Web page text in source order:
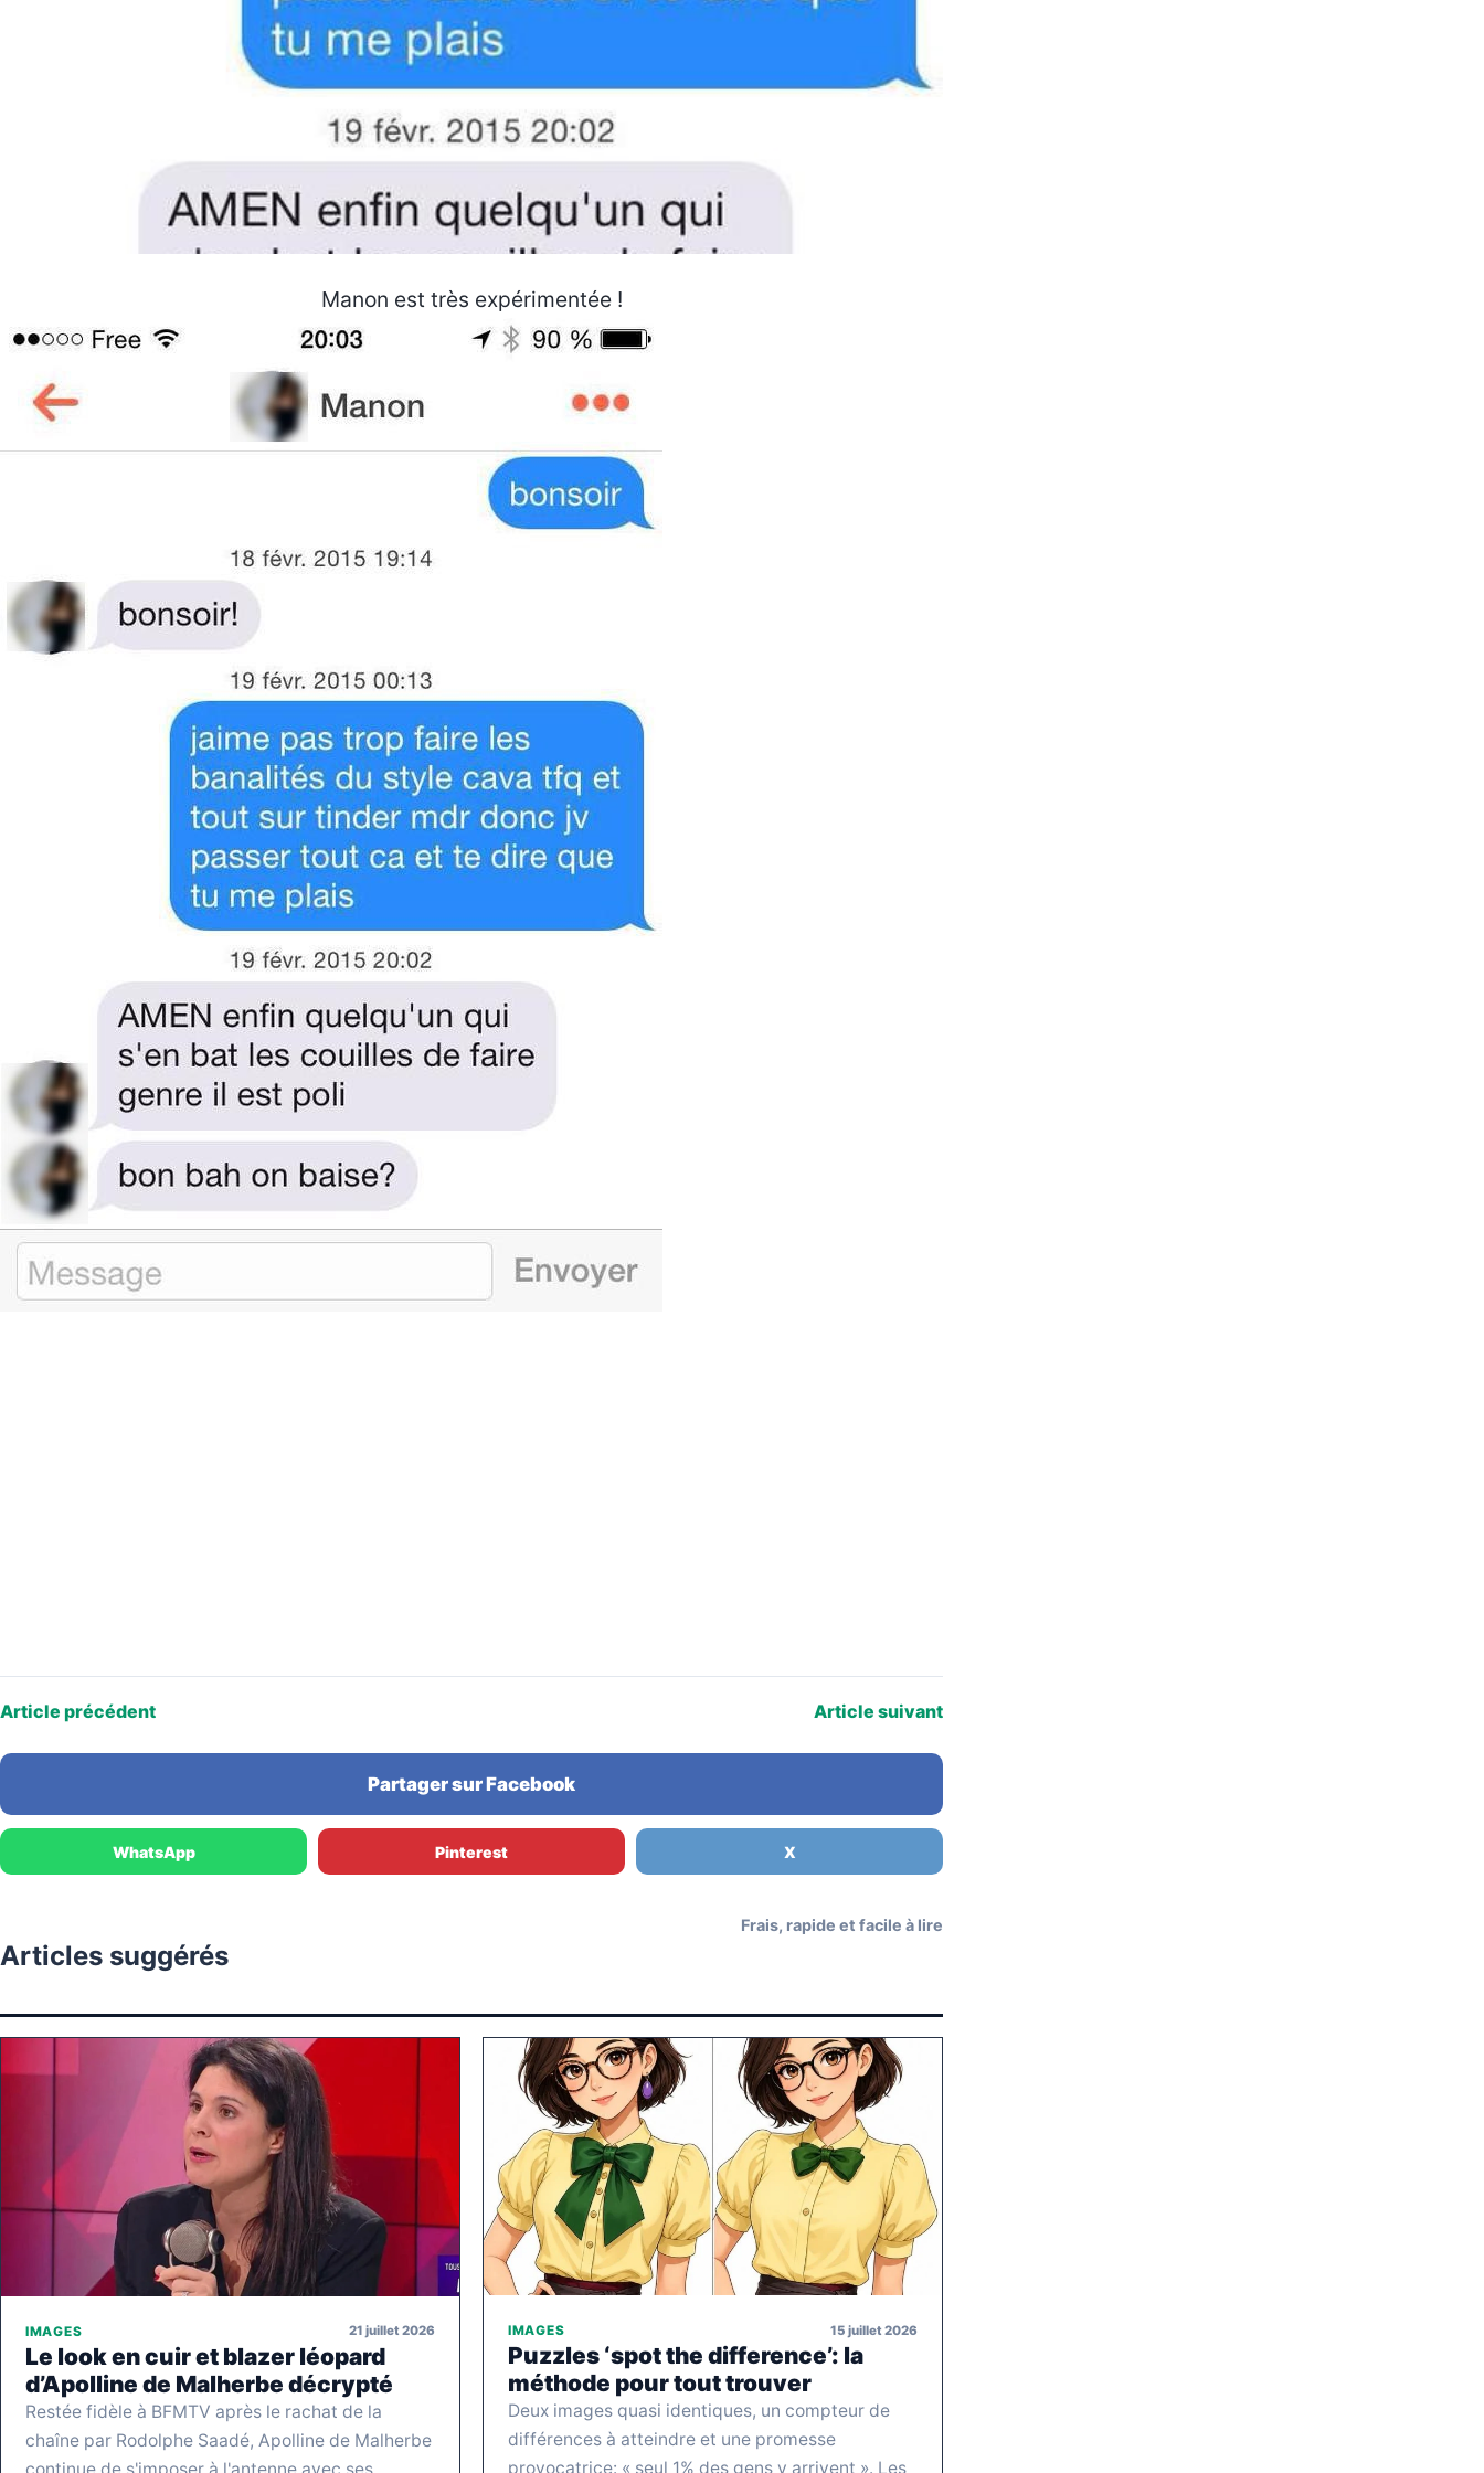
Manon est très expérimentée !
Article précédent Article suivant
Partager sur Facebook
WhatsApp Pinterest X
Articles suggérés
Frais, rapide et facile à lire
IMAGES 21 juillet 2026
Le look en cuir et blazer léopard
d’Apolline de Malherbe décrypté
Restée fidèle à BFMTV après le rachat de la
chaîne par Rodolphe Saadé, Apolline de Malherbe
continue de s'imposer à l'antenne avec ses
IMAGES 15 juillet 2026
Puzzles ‘spot the difference’: la
méthode pour tout trouver
Deux images quasi identiques, un compteur de
différences à atteindre et une promesse
provocatrice: « seul 1% des gens y arrivent ». Les